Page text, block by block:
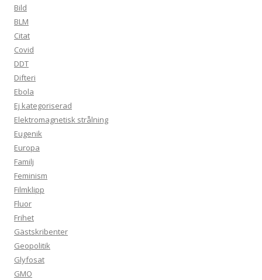
Bild
BLM
Citat
Covid
DDT
Difteri
Ebola
Ej kategoriserad
Elektromagnetisk strålning
Eugenik
Europa
Familj
Feminism
Filmklipp
Fluor
Frihet
Gästskribenter
Geopolitik
Glyfosat
GMO